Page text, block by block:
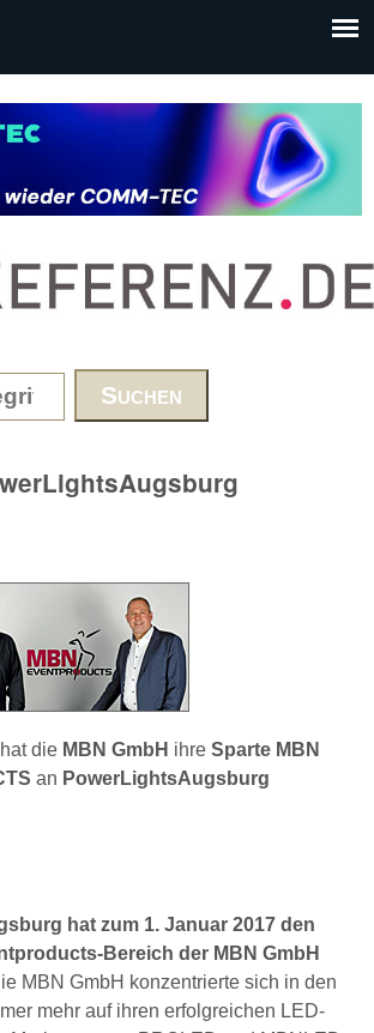
hat die MBN GmbH ihre Sparte MBN
an PowerLightsAugsburg
hat zum 1. Januar 2017 den
Bereich der MBN GmbH
MBN GmbH konzentrierte sich in den
mehr auf ihren erfolgreichen LED-